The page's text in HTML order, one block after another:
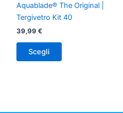
Aquablade® The Original |
Tergivetro Kit 40
39,99 €
Scegli
nella
pagina
prodotto